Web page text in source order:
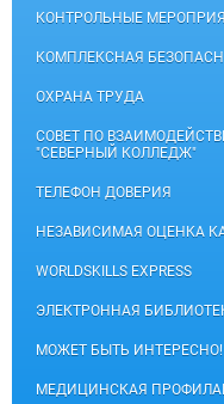
КОНТРОЛЬНЫЕ
КОМПЛЕКСНАЯ
ОХРАНА ТРУДА
СОВЕТ ПО
"СЕВЕРНЫЙ КОЛЛЕДЖ"
ТЕЛЕФОН ДОВЕРИЯ
НЕЗАВИСИМАЯ ОЦЕНКА
WORLDSKILLS EXPRESS
ЭЛЕКТРОННАЯ
МОЖЕТ БЫТЬ ИНТЕРЕСНО!
МЕДИЦИНСКАЯ